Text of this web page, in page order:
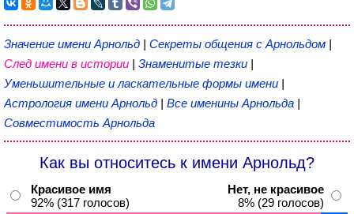
Значение имени Арнольд | Секреты общения с Арнольдом |
След имени в истории | Знаменитые тезки |
Уменьшительные и ласкательные формы имени |
Астрология имени Арнольд | Все именины Арнольда |
Совместимость Арнольда
Как вы относитесь к имени Арнольд?
Красивое имя
92% (317 голосов)
Нет, не красивое
8% (29 голосов)